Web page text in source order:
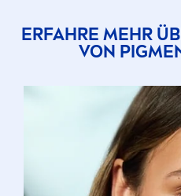
ERFAHRE MEHR
VON PIG